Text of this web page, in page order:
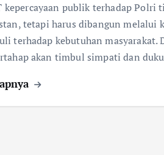
kepercayaan publik terhadap Polri
tetapi harus dibangun melalui
terhadap kebutuhan masyarakat.
akan timbul simpati dan